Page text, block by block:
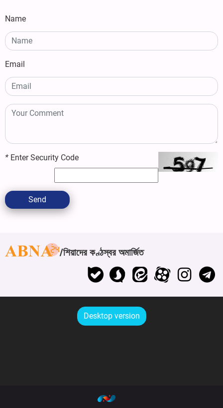
Name
Email
* Enter Security Code
Send
শিয়াদের কণ্ঠস্বর অমার্জিত
Desktop version